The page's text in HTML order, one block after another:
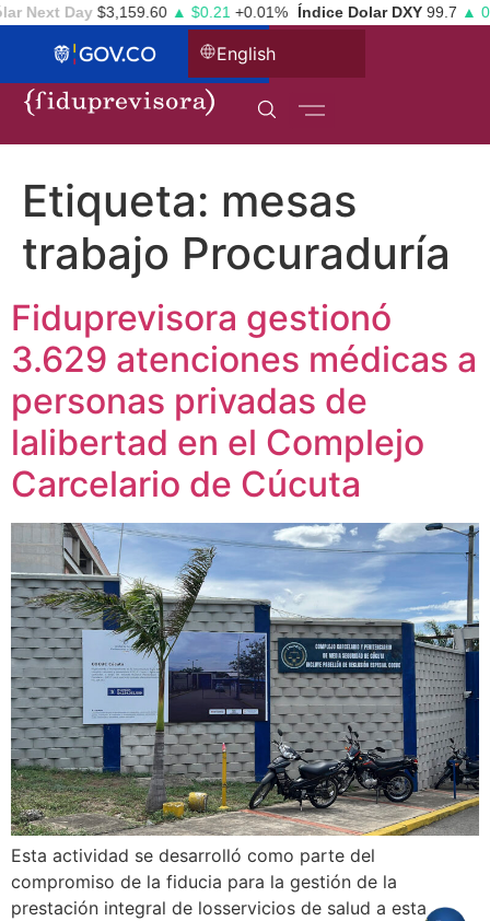
Next Day $3,159.60 ▲ $0.21+0.01% Índice Dolar DXY 99.7 ▲
English
Etiqueta: mesas
trabajo Procuraduría
Fiduprevisora gestionó
3.629 atenciones médicas a
personas privadas de
lalibertad en el Complejo
Carcelario de Cúcuta
Esta actividad se desarrolló como parte del
compromiso de la fiducia para la gestión de la
prestación integral de losservicios de salud a esta